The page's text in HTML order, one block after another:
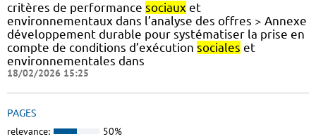
critères de performance sociaux et
environnementaux dans l’analyse des offres > Annexe
développement durable pour systématiser la prise en
compte de conditions d’exécution sociales et
environnementales dans
18/02/2026 15:25
PAGES
relevance: 50%